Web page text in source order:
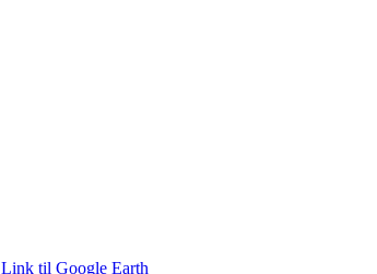
Link til Google Earth